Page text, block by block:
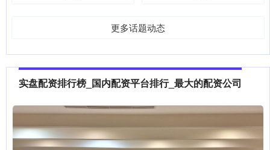
更多话题动态
实盘配资排行榜_国内配资平台排行_最大的配资公司